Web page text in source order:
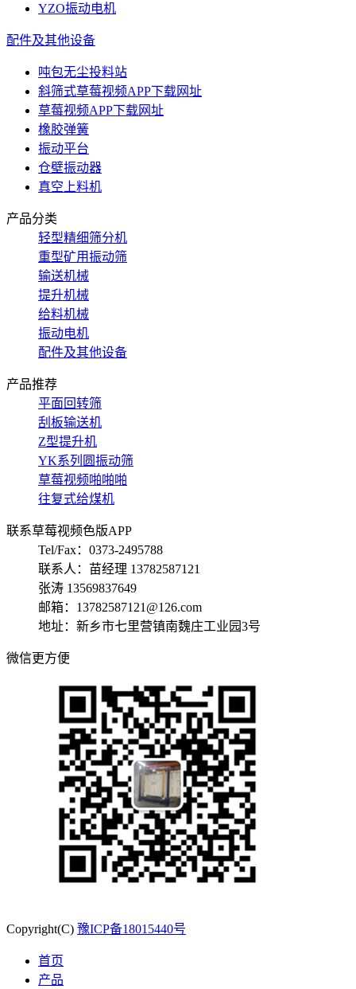
YZO振动电机
配件及其他设备
吨包无尘投料站
斜筛式草莓视频APP下载网址
草莓视频APP下载网址
橡胶弹簧
振动平台
仓壁振动器
真空上料机
产品分类
轻型精细筛分机
重型矿用振动筛
输送机械
提升机械
给料机械
振动电机
配件及其他设备
产品推荐
平面回转筛
刮板输送机
Z型提升机
YK系列圆振动筛
草莓视频啪啪啪
往复式给煤机
联系草莓视频色版APP
Tel/Fax：0373-2495788
联系人：苗经理 13782587121
张涛 13569837649
邮箱：13782587121@126.com
地址：新乡市七里营镇南魏庄工业园3号
微信更方便
Copyright(C) 豫ICP备18015440号
首页
产品